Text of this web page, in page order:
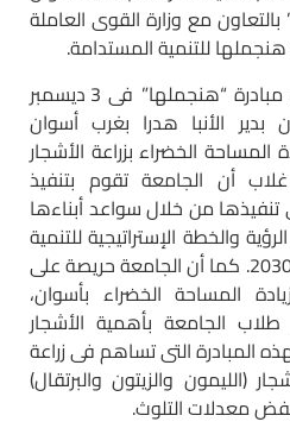
مع وزارة القوى العاملة
للتنمية المستدامة.
حيث بدأت فاعليات مبادرة “هنجملها” فى 3 ديسمبر
بدير الأنبا هدرا بغرب أسوان
المساحة الخضراء بزراعة الأشجار
أن الجامعة تقوم بتنفيذ
تنفيذها من خلال سواعد أبناءها
والخطة الإستراتيجية للتنمية
المستدامة للدولة حتى عام 2030. كما أن الجامعة حريصة على
المساحة الخضراء بأسوان،
الجامعة بأهمية الأشجار
المبادرة التى تساهم فى زراعة
(الليمون والزيتون والبرتقال)
معدلات التلوث.